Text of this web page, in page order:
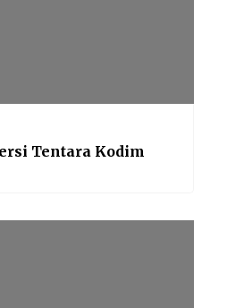
Tentara Kodim